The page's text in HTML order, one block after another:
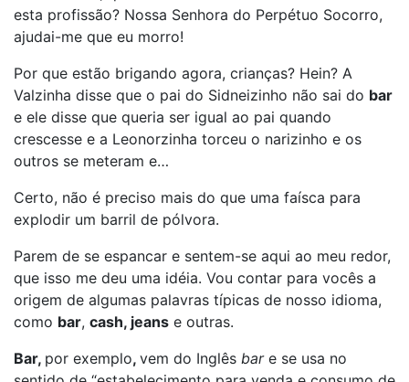
esta profissão? Nossa Senhora do Perpétuo Socorro,
ajudai-me que eu morro!
Por que estão brigando agora, crianças? Hein? A
Valzinha disse que o pai do Sidneizinho não sai do bar
e ele disse que queria ser igual ao pai quando
crescesse e a Leonorzinha torceu o narizinho e os
outros se meteram e…
Certo, não é preciso mais do que uma faísca para
explodir um barril de pólvora.
Parem de se espancar e sentem-se aqui ao meu redor,
que isso me deu uma idéia. Vou contar para vocês a
origem de algumas palavras típicas de nosso idioma,
como bar, cash, jeans e outras.
Bar, por exemplo, vem do Inglês bare se usa no